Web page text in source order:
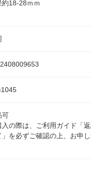
約18-28ｍｍ
可
入の際は、ご利用ガイド「
」を必ずご確認の上、お申